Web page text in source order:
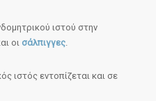
ιστού στην
οι σάλπιγγες
ιστός εντοπίζεται και σε